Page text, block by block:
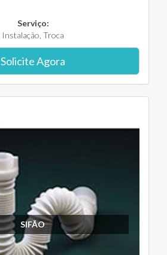
Serviço:
Instalação, Troca
Solicite Agora
SIFÃO